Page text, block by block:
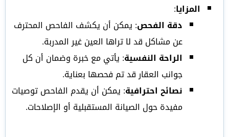
المزايا:
دقة الفحص: يمكن أن يكشف الفاحص المحترف
عن مشاكل قد لا تراها العين غير المدربة.
الراحة النفسية: يأتي مع خبرة وضمان أن كل
جوانب العقار قد تم فحصها بعناية.
نصائح احترافية: يمكن أن يقدم الفاحص توصيات
مفيدة حول الصيانة المستقبلية أو الإصلاحات.